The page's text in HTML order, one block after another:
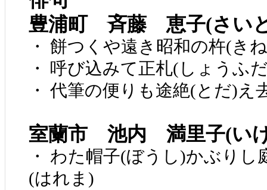
豊浦町 斉藤 恵子(さい
・ 餅つくや遠き昭和の杵(き
・ 呼び込みて正札(しょうふ
・ 代筆の便りも途絶(とだ)
室蘭市 池内 満里子(い
・ わた帽子(ぼうし)かぶり
(はれま)